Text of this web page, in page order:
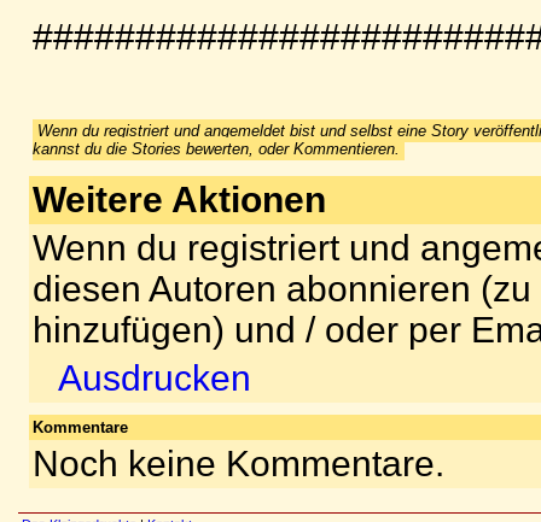
Wenn du registriert und angemeldet bist und selbst eine Story
kannst du die Stories bewerten, oder Kommentieren.
Weitere Aktionen
Wenn du registriert und
diesen Autoren abonnieren
hinzufügen) und / oder per
Ausdrucken
Kommentare
Noch keine Kommentare.